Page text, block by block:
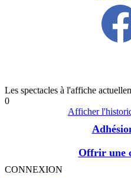
Les spectacles à l'affiche
0
Afficher
Offrir une
CONNEXION